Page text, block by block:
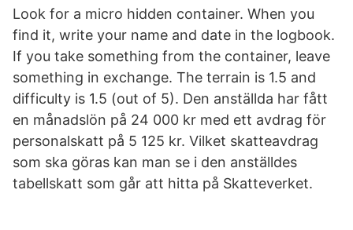
Look for a micro hidden container. When you
find it, write your name and date in the logbook.
If you take something from the container, leave
something in exchange. The terrain is 1.5 and
difficulty is 1.5 (out of 5). Den anställda har fått
en månadslön på 24 000 kr med ett avdrag för
personalskatt på 5 125 kr. Vilket skatteavdrag
som ska göras kan man se i den anställdes
tabellskatt som går att hitta på Skatteverket.